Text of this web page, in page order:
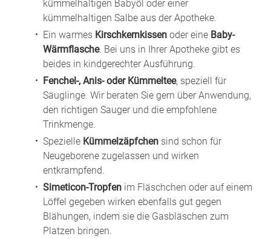
kümmelhaltigen Babyöl oder einer
kümmelhaltigen Salbe aus der Apotheke.
Ein warmes Kirschkernkissen oder eine Baby-
Wärmflasche. Bei uns in Ihrer Apotheke gibt es
beides in kindgerechter Ausführung.
Fenchel-, Anis- oder Kümmeltee, speziell für
Säuglinge. Wir beraten Sie gern über Anwendung,
den richtigen Sauger und die empfohlene
Trinkmenge.
Spezielle Kümmelzäpfchen sind schon für
Neugeborene zugelassen und wirken
entkrampfend.
Simeticon-Tropfen im Fläschchen oder auf einem
Löffel gegeben wirken ebenfalls gut gegen
Blähungen, indem sie die Gasbläschen zum
Platzen bringen.